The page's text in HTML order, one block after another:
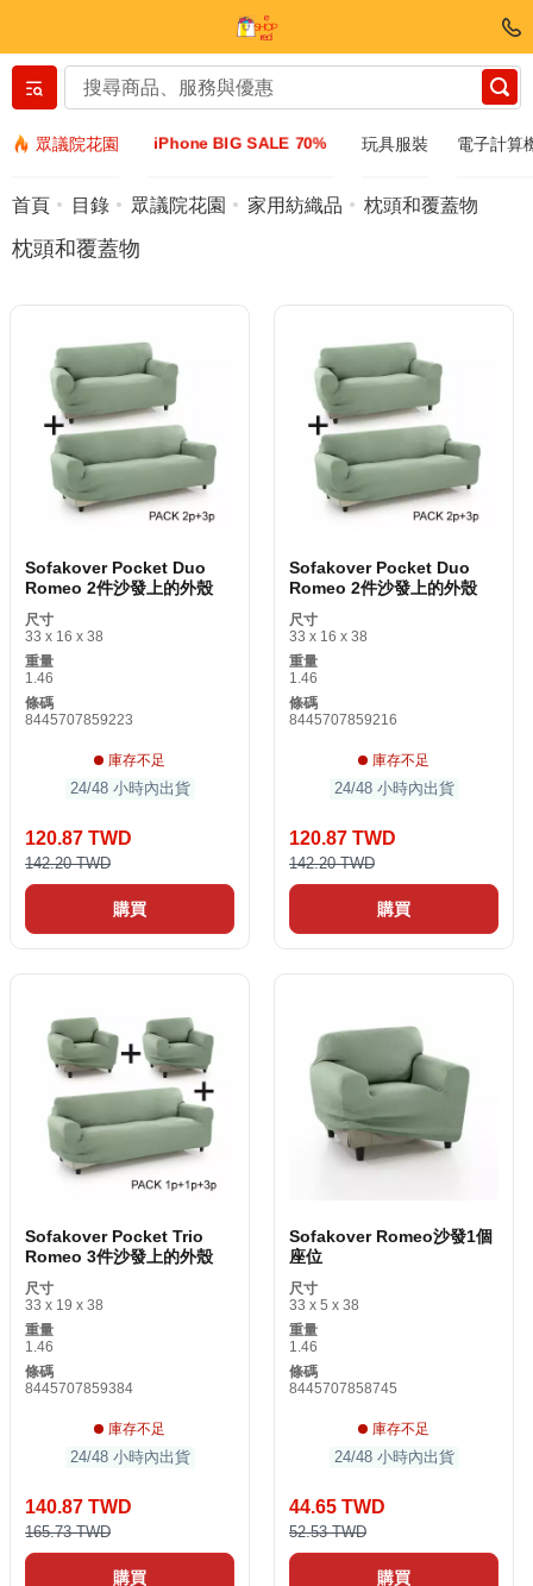
眾議院花園 iPhone BIG SALE 70% 玩具服裝 電子計算
Вернуться назад
配件
Bijuteria
手表
首頁 目錄 眾議院花園 家用紡織品 枕頭和覆蓋物
枕頭和覆蓋物
Sofakover Pocket Duo
Romeo 2件沙發上的外殼
尺寸
33 x 16 x 38
重量
1.46
條碼
8445707859223
庫存不足
24/48 小時內出貨
120.87 TWD
142.20 TWD
購買
Sofakover Pocket Duo
Romeo 2件沙發上的外殼
尺寸
33 x 16 x 38
重量
1.46
條碼
8445707859216
庫存不足
24/48 小時內出貨
120.87 TWD
142.20 TWD
購買
Sofakover Pocket Trio
Romeo 3件沙發上的外殼
尺寸
33 x 19 x 38
重量
1.46
條碼
8445707859384
庫存不足
24/48 小時內出貨
140.87 TWD
165.73 TWD
購買
Sofakover Romeo沙發1個
座位
尺寸
33 x 5 x 38
重量
1.46
條碼
8445707858745
庫存不足
24/48 小時內出貨
44.65 TWD
52.53 TWD
購買